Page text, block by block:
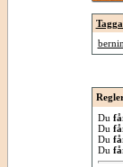
Du
Du
Du
Du